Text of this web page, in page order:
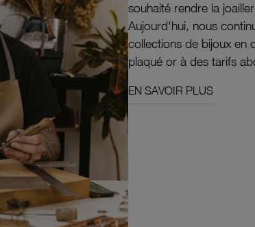
souhaité rendre la
Aujourd'hui, nous
collections de bijoux en
plaqué or à des tarifs
EN SAVOIR PLUS